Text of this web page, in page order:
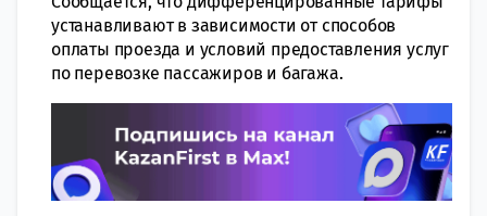
устанавливают в зависимости от способов
оплаты проезда и условий предоставления услуг
по перевозке пассажиров и багажа.